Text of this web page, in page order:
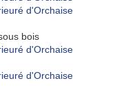
bois